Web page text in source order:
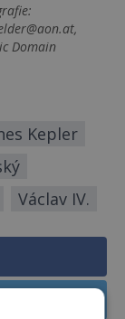
Domain
Kepler
Václav IV.